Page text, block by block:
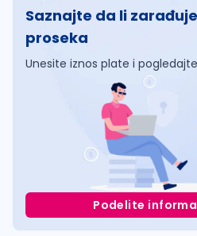
Saznajte da li
proseka
Unesite iznos plate i
Podelite